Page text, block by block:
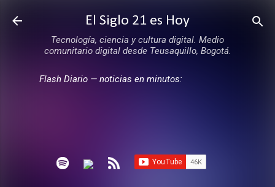
Ir al contenido principal
El Siglo 21 es Hoy
Tecnología, ciencia y cultura digital. Medio
comunitario digital desde Teusaquillo, Bogotá.
Flash Diario — noticias en minutos: